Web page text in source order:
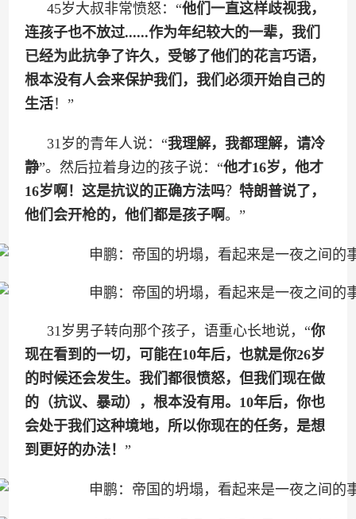
45岁大叔非常愤怒：“他们一直这样歧视我，
连孩子也不放过......作为年纪较大的一辈，我们
已经为此抗争了许久，受够了他们的花言巧语，
根本没有人会来保护我们，我们必须开始自己的
生活！”
31岁的青年人说：“我理解，我都理解，请冷
静”。然后拉着身边的孩子说：“他才16岁，他才
16岁啊！这是抗议的正确方法吗？特朗普说了，
他们会开枪的，他们都是孩子啊。”
31岁男子转向那个孩子，语重心长地说，“你
现在看到的一切，可能在10年后，也就是你26岁
的时候还会发生。我们都很愤怒，但我们现在做
的（抗议、暴动），根本没有用。10年后，你也
会处于我们这种境地，所以你现在的任务，是想
到更好的办法！”